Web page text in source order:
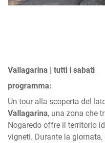
Vallagarina | tutti i sabati
programma:
Un tour alla scoperta del
Vallagarina, una zona che
Nogaredo offre il territorio
vigneti. Durante la giornata,